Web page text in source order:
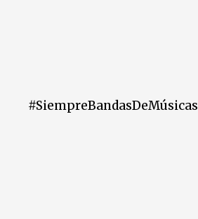
#SiempreBandasDeMúsicas